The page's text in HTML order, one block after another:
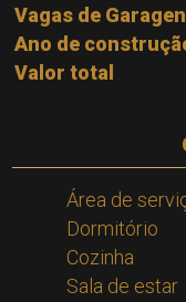
Vagas de
Ano de
Valor total
Área de
Dormitório
Cozinha
Sala de estar